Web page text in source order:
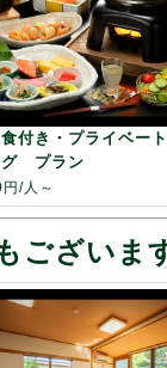
食付き・プライベー
グ プラン
/人～
ございま